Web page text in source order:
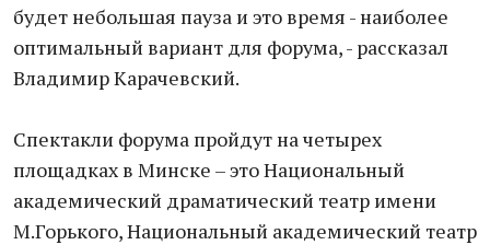
будет небольшая пауза и это время - наиболее
оптимальный вариант для форума, - рассказал
Владимир Карачевский.
Спектакли форума пройдут на четырех
площадках в Минске – это Национальный
академический драматический театр имени
М.Горького, Национальный академический театр